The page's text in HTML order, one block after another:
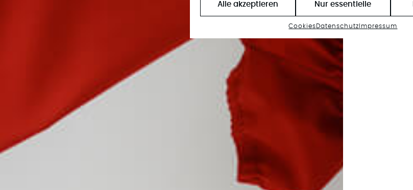
Alle akzeptieren Nur essentielle
CookiesDatenschutz Impressum